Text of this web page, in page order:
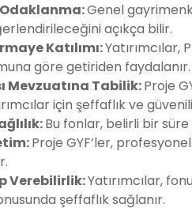
Genel
açıkça bilir.
Katılımı:Yatırımcılar,
göre getiriden faydalanır.
Mevzuatına Tabilik:Proje
için şeffaflık ve
Bu fonlar, belirli bir
Proje GYF’ler,
Verebilirlik:Yatırımcılar,
şeffaflık sağlanır.